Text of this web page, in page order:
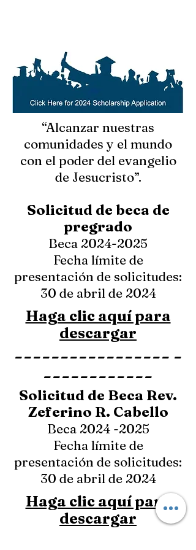
“Alcanzar nuestras
comunidades y el mundo
con el poder del evangelio
de Jesucristo”.
Solicitud de beca de
pregrado
Beca 2024-2025
Fecha límite de
presentación de solicitudes:
30 de abril de 2024
Haga clic aquí para
descargar
----------------- -
------------
Solicitud de Beca Rev.
Zeferino R. Cabello
Beca 2024 -2025
Fecha límite de
presentación de solicitudes:
30 de abril de 2024
Haga clic aquí para
descargar